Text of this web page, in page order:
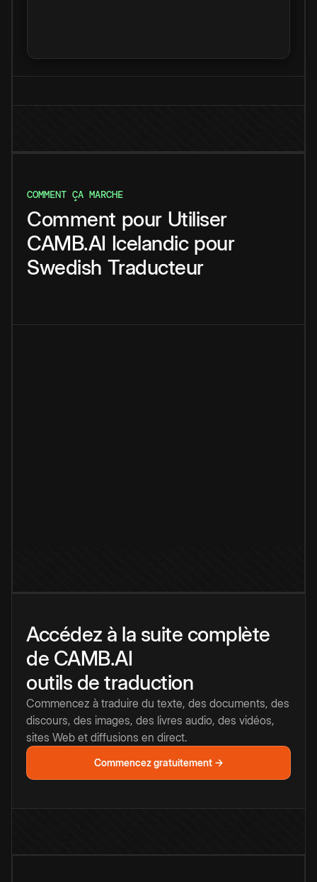
COMMENT ÇA MARCHE
Comment pour Utiliser
CAMB.AI Icelandic pour
Swedish Traducteur
Accédez à la suite complète
de CAMB.AI
outils de traduction
Commencez à traduire du texte, des documents, des
discours, des images, des livres audio, des vidéos,
sites Web et diffusions en direct.
Commencez gratuitement →